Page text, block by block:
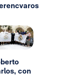
con